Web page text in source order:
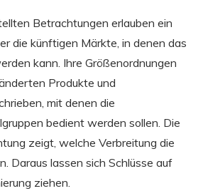
Betrachtungen erlauben ein
die künftigen Märkte, in denen das
kann. Ihre Größenordnungen
Produkte und
mit denen die
bedient werden sollen. Die
zeigt, welche Verbreitung die
Daraus lassen sich Schlüsse auf
ziehen.